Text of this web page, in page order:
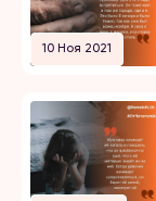
10 Ноя 2021